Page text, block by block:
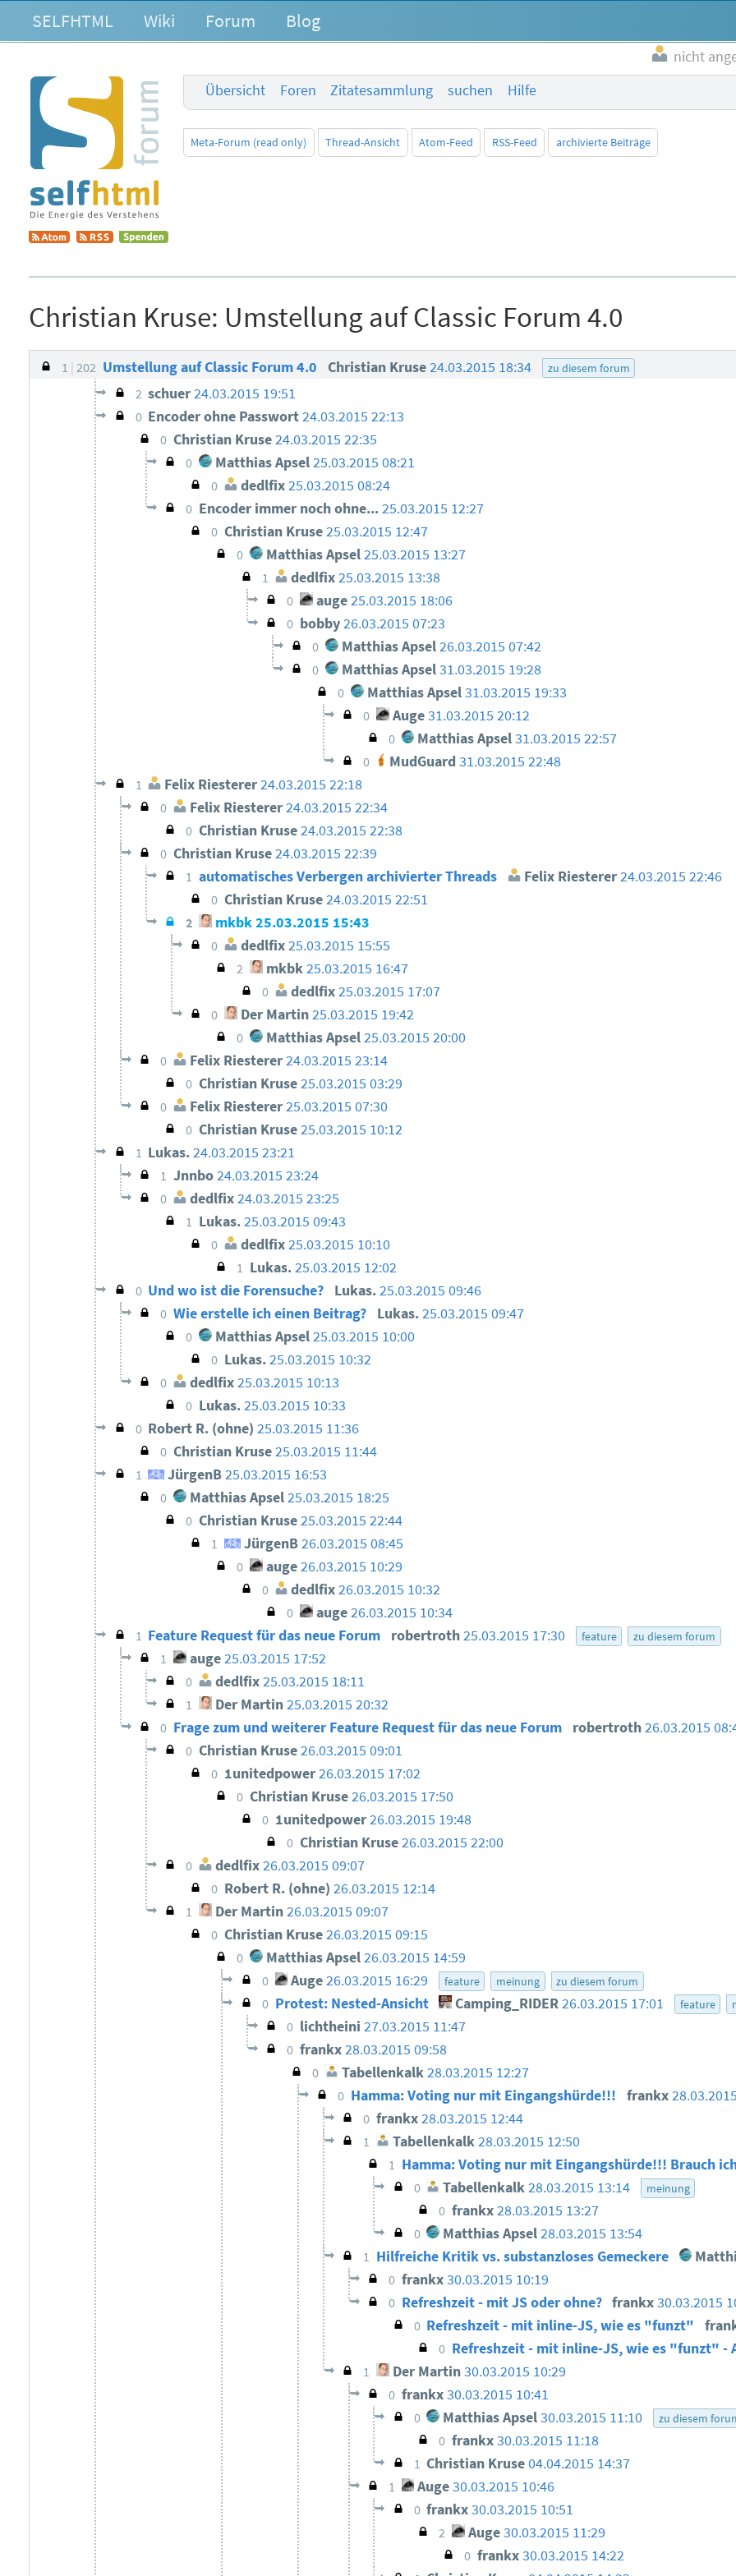
SELFHTML Wiki Forum Blog
nicht
Übersicht
Foren Zitatesammlung suchen Hilfe
Meta-Forum (read only) Thread-Ansicht Atom-Feed RSS-Feed archivierte Beiträge
Christian Kruse: Umstellung auf Classic Forum 4.0
1 202 Umstellung auf Classic Forum 4.0 Christian Kruse24.03.2015 18:34 zu diesem forum
2 schuer24.03.2015 19:51
0 Encoder ohne Passwort24.03.2015 22:13
0 Christian Kruse24.03.2015 22:35
0 Matthias Apsel25.03.2015 08:21
0 dedlfix25.03.2015 08:24
0 Encoder immer noch ohne...25.03.2015 12:27
0 Christian Kruse25.03.2015 12:47
0 Matthias Apsel 25.03.2015 13:27
1 dedlfix25.03.2015 13:38
0 auge25.03.2015 18:06
0 bobby26.03.2015 07:23
0 Matthias Apsel26.03.2015 07:42
0 Matthias Apsel31.03.2015 19:28
0 Matthias Apsel31.03.2015 19:33
0 Auge31.03.2015 20:12
0 Matthias Apsel 31.03.2015 22:57
0 MudGuard 31.03.2015 22:48
1 Felix Riesterer24.03.2015 22:18
0 Felix Riesterer24.03.2015 22:34
0 Christian Kruse24.03.2015 22:38
0 Christian Kruse24.03.2015 22:39
1 automatisches Verbergen archivierter Threads Felix Riesterer24.03.2015 22:46
0 Christian Kruse24.03.2015 22:51
2 mkbk25.03.2015 15:43
0 dedlfix25.03.2015 15:55
2 mkbk 25.03.2015 16:47
0 dedlfix25.03.2015 17:07
0 Der Martin25.03.2015 19:42
0 Matthias Apsel 25.03.2015 20:00
0 Felix Riesterer24.03.2015 23:14
0 Christian Kruse25.03.2015 03:29
0 Felix Riesterer25.03.2015 07:30
0 Christian Kruse25.03.2015 10:12
1 Lukas.24.03.2015 23:21
1 Jnnbo24.03.2015 23:24
0 dedlfix24.03.2015 23:25
1 Lukas.25.03.2015 09:43
0 dedlfix25.03.2015 10:10
1 Lukas.25.03.2015 12:02
0 Und wo ist die Forensuche? Lukas.25.03.2015 09:46
0 Wie erstelle ich einen Beitrag? Lukas.25.03.2015 09:47
0 Matthias Apsel25.03.2015 10:00
0 Lukas.25.03.2015 10:32
0 dedlfix25.03.2015 10:13
0 Lukas.25.03.2015 10:33
0 Robert R. (ohne)25.03.2015 11:36
0 Christian Kruse25.03.2015 11:44
1 JürgenB 25.03.2015 16:53
0 Matthias Apsel25.03.2015 18:25
0 Christian Kruse25.03.2015 22:44
1 JürgenB26.03.2015 08:45
0 auge 26.03.2015 10:29
0 dedlfix26.03.2015 10:32
0 auge26.03.2015 10:34
1 Feature Request für das neue Forum robertroth25.03.2015 17:30 feature zu diesem forum
1 auge25.03.2015 17:52
0 dedlfix25.03.2015 18:11
1 Der Martin25.03.2015 20:32
0 Frage zum und weiterer Feature Request für das neue Forum robertroth26.03.2015
0 Christian Kruse26.03.2015 09:01
0 1unitedpower26.03.2015 17:02
0 Christian Kruse26.03.2015 17:50
0 1unitedpower26.03.2015 19:48
0 Christian Kruse26.03.2015 22:00
0 dedlfix26.03.2015 09:07
0 Robert R. (ohne) 26.03.2015 12:14
1 Der Martin26.03.2015 09:07
0 Christian Kruse26.03.2015 09:15
0 Matthias Apsel 26.03.2015 14:59
0 Auge26.03.2015 16:29 feature meinung zu diesem forum
0 Protest: Nested-Ansicht Camping_RIDER26.03.2015 17:01 feature
0 lichtheini27.03.2015 11:47
0 frankx28.03.2015 09:58
0 Tabellenkalk28.03.2015 12:27
0 Hamma: Voting nur mit Eingangshürde!!! frankx
0 frankx28.03.2015 12:44
1 Tabellenkalk28.03.2015 12:50
1 Hamma: Voting nur mit Eingangshürde!!! Brauch
0 Tabellenkalk28.03.2015 13:14 meinung
0 frankx28.03.2015 13:27
0 Matthias Apsel28.03.2015 13:54
1 Hilfreiche Kritik vs. substanzloses Gemeckere
0 frankx30.03.2015 10:19
0 Refreshzeit - mit JS oder ohne? frankx30.03.2015
0 Refreshzeit - mit inline-JS, wie es "funzt"
0 Refreshzeit - mit inline-JS, wie es "funzt" -
1 Der Martin30.03.2015 10:29
0 frankx30.03.2015 10:41
0 Matthias Apsel30.03.2015 11:10 zu diesem
0 frankx30.03.2015 11:18
1 Christian Kruse04.04.2015 14:37
1 Auge 30.03.2015 10:46
0 frankx30.03.2015 10:51
2 Auge30.03.2015 11:29
0 frankx30.03.2015 14:22